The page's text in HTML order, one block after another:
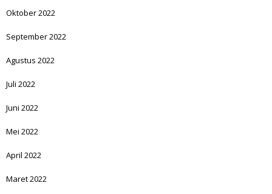
Oktober 2022
September 2022
Agustus 2022
Juli 2022
Juni 2022
Mei 2022
April 2022
Maret 2022